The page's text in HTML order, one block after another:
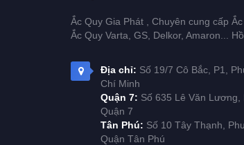
Ắc Quy Gia Phát , Chuyên cung cấp
Ắc Quy Varta, GS, Delkor, Amaron...
Địa chỉ: Số 19/7 Cô Bắc, P1,
Chí Minh
Quận 7: Số 635 Lê Văn Lương,
Quận 7
Tân Phú: Số 10 Tây Thạnh,
Quận Tân Phú